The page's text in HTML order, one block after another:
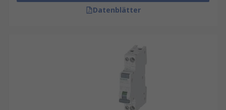
Datenblätter